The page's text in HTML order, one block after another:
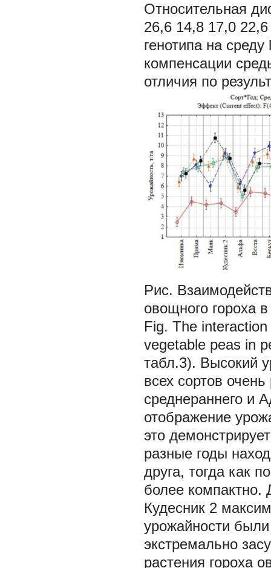
Относительная
26,6 14,8 17,0
генотипа на
компенсации
отличия по
Рис.
овощного гороха
Fig. The
vegetable peas in
табл.3). Высокий
всех сортов
среднераннего и
отображение
это
разные годы
друга, тогда как
более компактно.
Кудесник 2
урожайности
экстремально
растения гороха